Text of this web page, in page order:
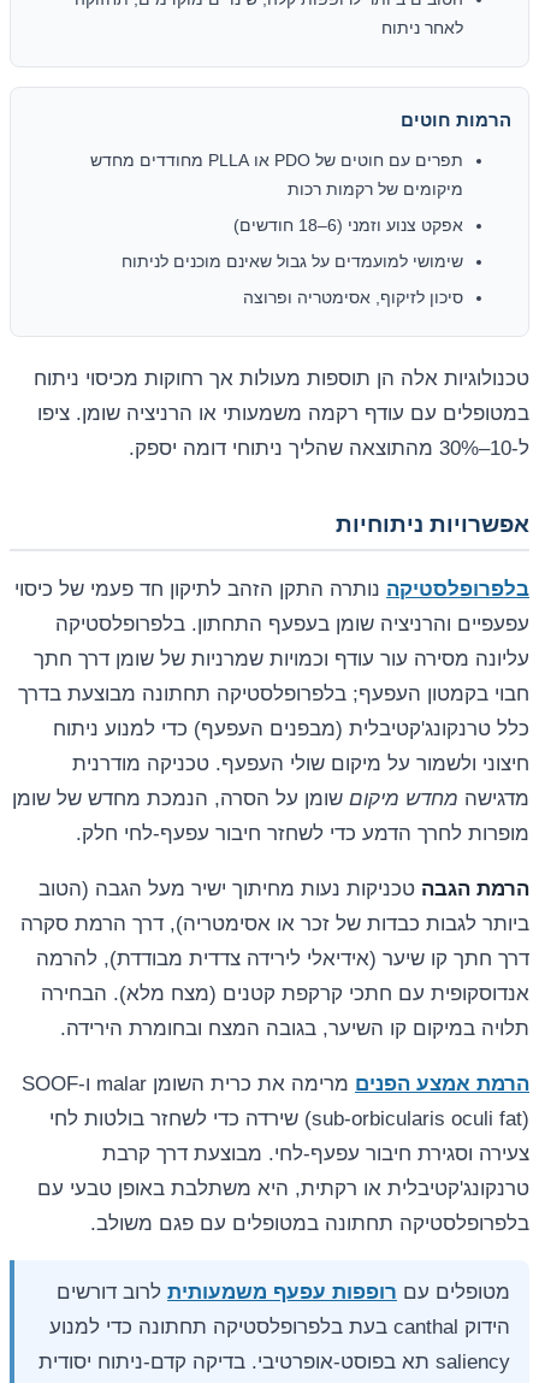
לאחר ניתוח
הרמות חוטים
תפרים עם חוטים של PDO או PLLA מחודדים מחדש
מיקומים של רקמות רכות
אפקט צנוע וזמני (6–18 חודשים)
שימושי למועמדים על גבול שאינם מוכנים לניתוח
סיכון לזיקוף, אסימטריה ופרוצה
טכנולוגיות אלה הן תוספות מעולות אך רחוקות מכיסוי ניתוח
במטופלים עם עודף רקמה משמעותי או הרניציה שומן. ציפו
ל-10–30% מהתוצאה שהליך ניתוחי דומה יספק.
אפשרויות ניתוחיות
בלפרופלסטיקה נותרה התקן הזהב לתיקון חד פעמי של כיסוי
עפעפיים והרניציה שומן בעפעף התחתון. בלפרופלסטיקה
עליונה מסירה עור עודף וכמויות שמרניות של שומן דרך חתך
חבוי בקמטון העפעף; בלפרופלסטיקה תחתונה מבוצעת בדרך
כלל טרנקונג'קטיבלית (מבפנים העפעף) כדי למנוע ניתוח
חיצוני ולשמור על מיקום שולי העפעף. טכניקה מודרנית
מדגישה מחדש מיקום שומן על הסרה, הנמכת מחדש של שומן
מופרות לחרך הדמע כדי לשחזר חיבור עפעף-לחי חלק.
הרמת הגבה טכניקות נעות מחיתוך ישיר מעל הגבה (הטוב
ביותר לגבות כבדות של זכר או אסימטריה), דרך הרמת סקרה
דרך חתך קו שיער (אידיאלי לירידה צדדית מבודדת), להרמה
אנדוסקופית עם חתכי קרקפת קטנים (מצח מלא). הבחירה
תלויה במיקום קו השיער, בגובה המצח ובחומרת הירידה.
הרמת אמצע הפנים
מרימה את כרית השומן malar ו-SOOF
(sub-orbicularis oculi fat) שירדה כדי לשחזר בולטות לחי
צעירה וסגירת חיבור עפעף-לחי. מבוצעת דרך קרבת
טרנקונג'קטיבלית או רקתית, היא משתלבת באופן טבעי עם
בלפרופלסטיקה תחתונה במטופלים עם פגם משולב.
מטופלים עם רופפות עפעף משמעותית לרוב דורשים
הידוק canthal בעת בלפרופלסטיקה תחתונה כדי למנוע
saliency תא בפוסט-אופרטיבי. בדיקה קדם-ניתוח יסודית